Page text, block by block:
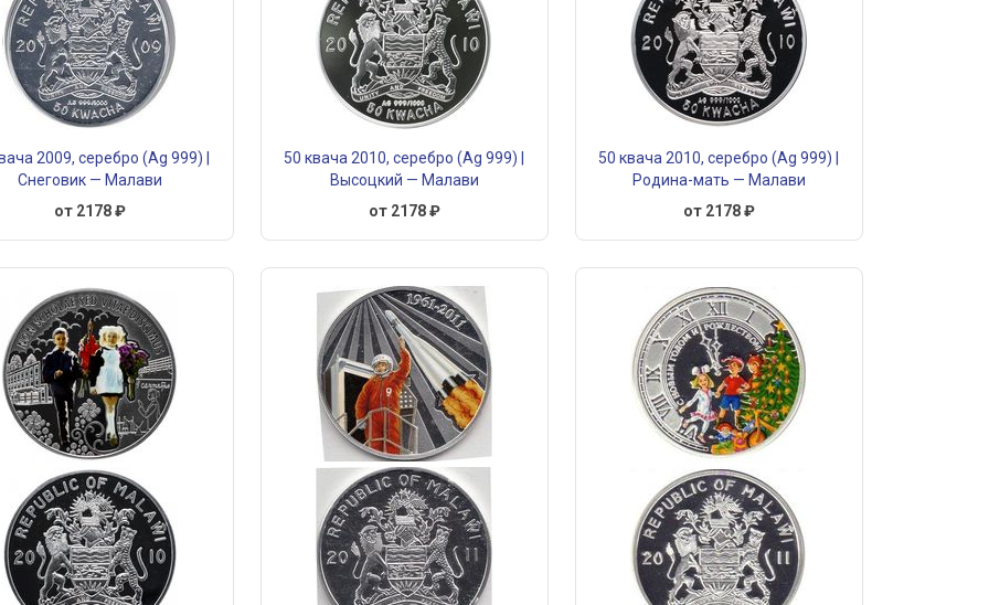
2009, серебро (Ag 999) |
Снеговик — Малави
от 2178 ₽
50 квача 2010, серебро (Ag 999) |
Высоцкий — Малави
от 2178 ₽
50 квача 2010, серебро (Ag 999) |
Родина-мать — Малави
от 2178 ₽